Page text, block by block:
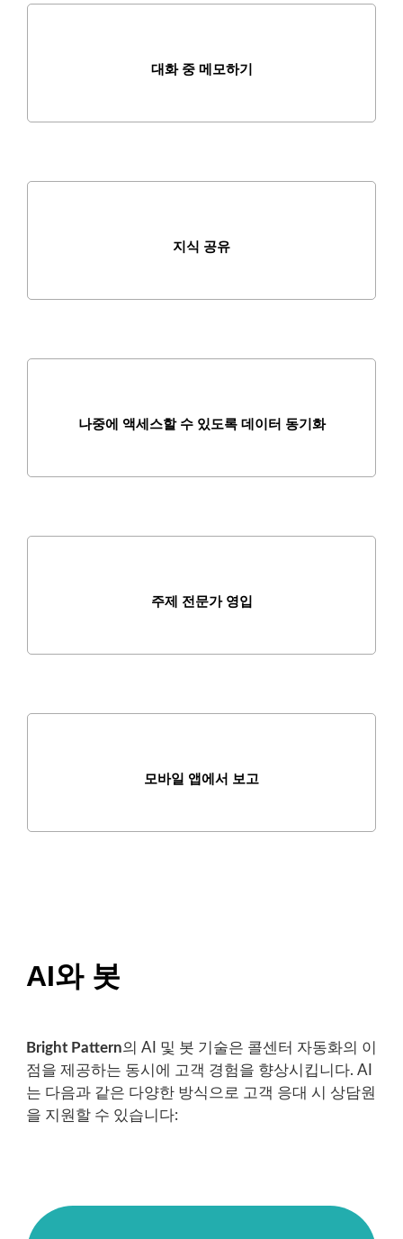
대화 중 메모하기
지식 공유
나중에 액세스할 수 있도록 데이터 동기화
주제 전문가 영입
모바일 앱에서 보고
AI와 봇
Bright Pattern의 AI 및 봇 기술은 콜센터 자동화의 이
점을 제공하는 동시에 고객 경험을 향상시킵니다. AI
는 다음과 같은 다양한 방식으로 고객 응대 시 상담원
을 지원할 수 있습니다: